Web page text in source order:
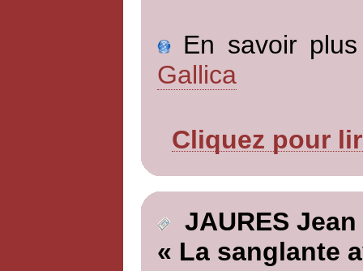
En savoir
Gallica
Cliquez pour
JAURES Jean
« La sanglante